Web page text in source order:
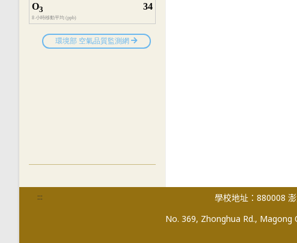
::: 學校地址：880008
No. 369, Zhonghua Rd., Magong